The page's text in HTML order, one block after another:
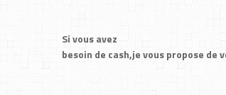
Si vous avez
besoin de cash,je vous propose de